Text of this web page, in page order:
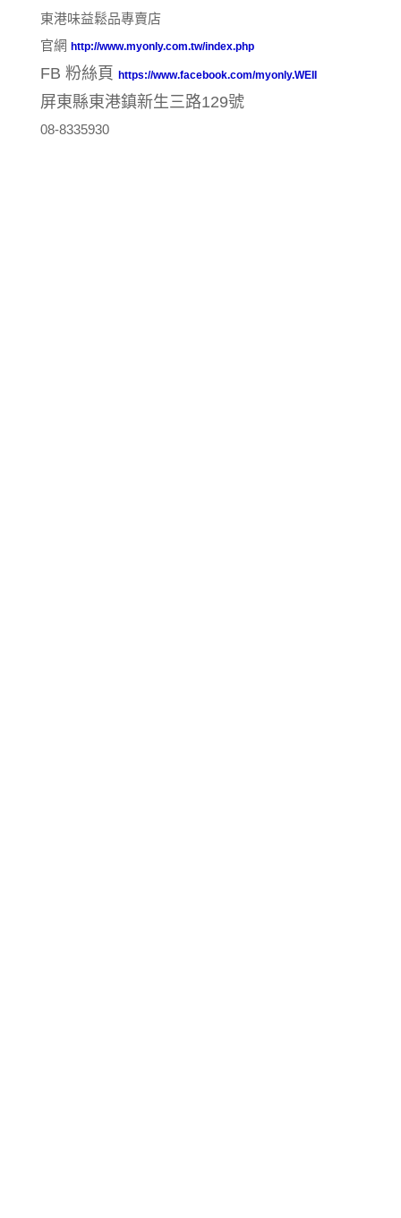
東港味益鬆品專賣店
官網 http://www.myonly.com.tw/index.php
FB 粉絲頁 https://www.facebook.com/myonly.WEII
屏東縣東港鎮新生三路129號
08-8335930